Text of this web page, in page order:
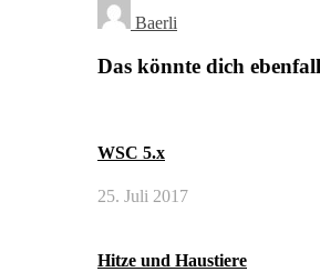
Baerli
Das könnte dich
WSC 5.x
25. Juli 2017
Hitze und Haustiere